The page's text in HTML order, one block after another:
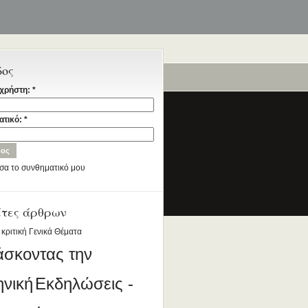
*
*
το συνθηματικό μου
άρθρων
Γενικά Θέματα
την
Εκδηλώσεις -